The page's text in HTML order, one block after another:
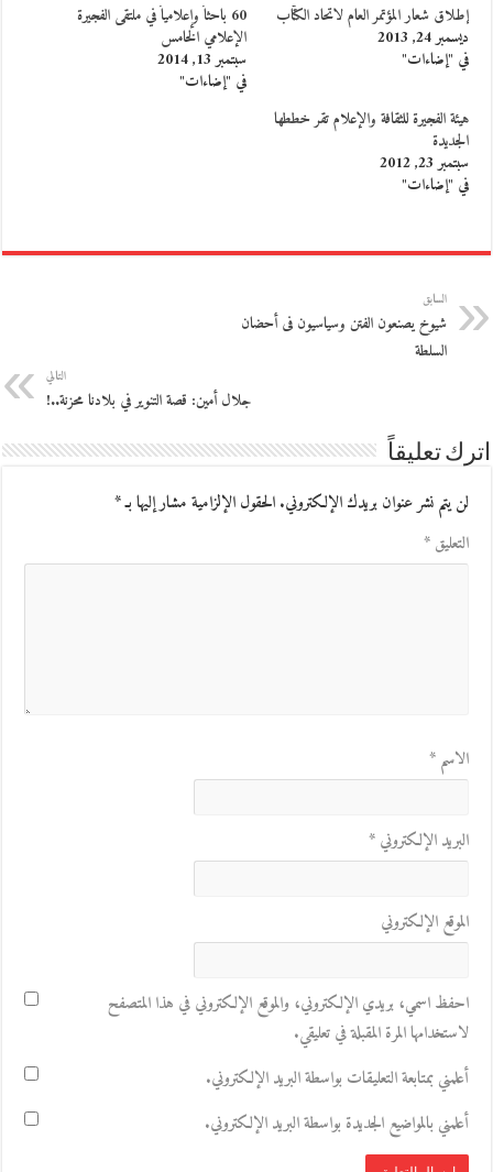
إطلاق شعار المؤتمر العام لاتحاد الكتّاب
ديسمبر 24, 2013
في "إضاءات"
60 باحثاً وإعلامياً في ملتقى الفجيرة
الإعلامي الخامس
سبتمبر 13, 2014
في "إضاءات"
هيئة الفجيرة للثقافة والإعلام تقر خططها
الجديدة
سبتمبر 23, 2012
في "إضاءات"
السابق
شيوخ يصنعون الفتن وسياسيون فى أحضان
السلطة
التالي
جلال أمين: قصة التنوير في بلادنا محزنة..!
اترك تعليقاً
لن يتم نشر عنوان بريدك الإلكتروني.الحقول الإلزامية مشار إليها بـ*
التعليق*
الاسم*
البريد الإلكتروني*
الموقع الإلكتروني
احفظ اسمي، بريدي الإلكتروني، والموقع الإلكتروني في هذا المتصفح
لاستخدامها المرة المقبلة في تعليقي.
أعلمني بمتابعة التعليقات بواسطة البريد الإلكتروني.
أعلمني بالمواضيع الجديدة بواسطة البريد الإلكتروني.